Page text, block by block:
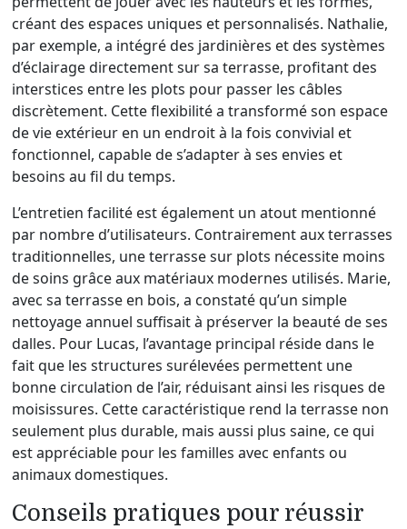
créant des espaces uniques et personnalisés. Nathalie,
par exemple, a intégré des jardinières et des systèmes
d’éclairage directement sur sa terrasse, profitant des
interstices entre les plots pour passer les câbles
discrètement. Cette flexibilité a transformé son espace
de vie extérieur en un endroit à la fois convivial et
fonctionnel, capable de s’adapter à ses envies et
besoins au fil du temps.
L’entretien facilité est également un atout mentionné
par nombre d’utilisateurs. Contrairement aux terrasses
traditionnelles, une terrasse sur plots nécessite moins
de soins grâce aux matériaux modernes utilisés. Marie,
avec sa terrasse en bois, a constaté qu’un simple
nettoyage annuel suffisait à préserver la beauté de ses
dalles. Pour Lucas, l’avantage principal réside dans le
fait que les structures surélevées permettent une
bonne circulation de l’air, réduisant ainsi les risques de
moisissures. Cette caractéristique rend la terrasse non
seulement plus durable, mais aussi plus saine, ce qui
est appréciable pour les familles avec enfants ou
animaux domestiques.
Conseils pratiques pour réussir